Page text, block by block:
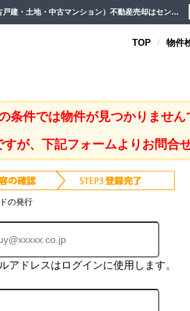
志木第四小学校(志木市)｜川越市・坂戸市・鶴ヶ島市の不動産（新築一戸建て・中古戸建・土地・中古マンション）不動産売却はセンチュリー21クレド
TOP 物件
条件では物件が見つかりません
すが、下記フォームよりお問合せ
の発行
アドレスはログインに使用します。